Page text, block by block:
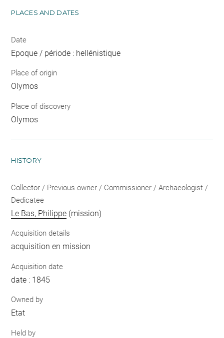
PLACES AND DATES
Date
Epoque / période : hellénistique
Place of origin
Olymos
Place of discovery
Olymos
HISTORY
Collector / Previous owner / Commissioner / Archaeologist /
Dedicatee
Le Bas, Philippe (mission)
Acquisition details
acquisition en mission
Acquisition date
date : 1845
Owned by
Etat
Held by